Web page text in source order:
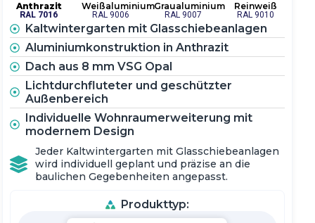
Google
Anthrazit
RAL 7016
Weißaluminium
RAL 9006
Graualuminium
RAL 9007
Reinweiß
RAL 9010
Kaltwintergarten mit Glasschiebeanlagen
Aluminiumkonstruktion in Anthrazit
Dach aus 8 mm VSG Opal
Lichtdurchfluteter und geschützter
Außenbereich
Individuelle Wohnraumerweiterung mit
modernem Design
Jeder Kaltwintergarten mit Glasschiebeanlagen
wird individuell geplant und präzise an die
baulichen Gegebenheiten angepasst.
Produkttyp: